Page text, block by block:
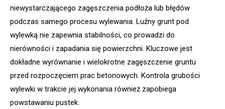
niewystarczającego zagęszczenia podłoża lub błędów
podczas samego procesu wylewania. Luźny grunt pod
wylewką nie zapewnia stabilności, co prowadzi do
nierówności i zapadania się powierzchni. Kluczowe jest
dokładne wyrównanie i wielokrotne zagęszczenie gruntu
przed rozpoczęciem prac betonowych. Kontrola grubości
wylewki w trakcie jej wykonania również zapobiega
powstawaniu pustek.